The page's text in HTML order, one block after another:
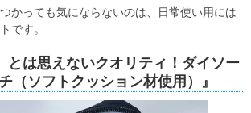
かっても気にならないのは、日常使い用には
です。
とは思えないクオリティ！ダイソー
（ソフトクッション材使用）』